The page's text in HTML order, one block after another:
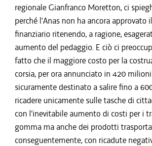
regionale Gianfranco Moretton, ci
perché l'Anas non ha ancora approvato
finanziario ritenendo, a ragione,
aumento del pedaggio. E ciò ci
fatto che il maggiore costo per la
corsia, per ora annunciato in 420
sicuramente destinato a salire fino a
ricadere unicamente sulle tasche di
con l'inevitabile aumento di costi per i
gomma ma anche dei prodotti
conseguentemente, con ricadute